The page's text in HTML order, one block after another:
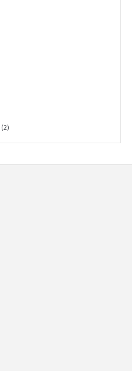
22